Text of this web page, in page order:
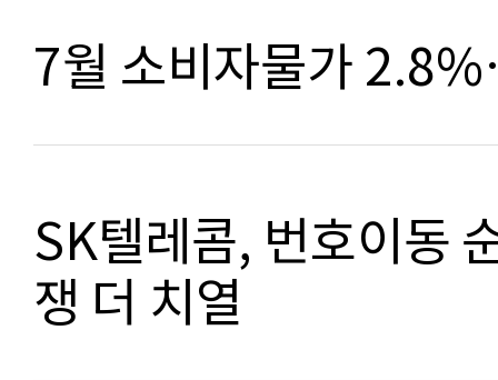
7월 소비자물가
SK텔레콤, 번호이동
쟁 더 치열